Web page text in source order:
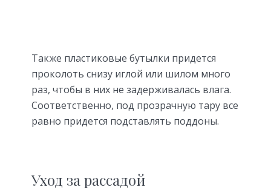
Также пластиковые бутылки придется
проколоть снизу иглой или шилом много
раз, чтобы в них не задерживалась влага.
Соответственно, под прозрачную тару все
равно придется подставлять поддоны.
Уход за рассадой